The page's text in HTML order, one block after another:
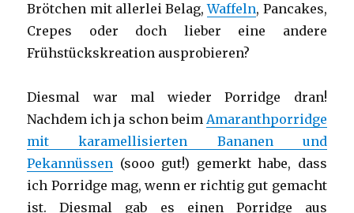
Brötchen mit allerlei Belag,Waffeln, Pancakes,
Crepes oder doch lieber eine andere
Frühstückskreation ausprobieren?
Diesmal war mal wieder Porridge dran!
Nachdem ich ja schon beim Amaranthporridge
mit karamellisierten Bananen und
Pekannüssen (sooo gut!) gemerkt habe, dass
ich Porridge mag, wenn er richtig gut gemacht
ist. Diesmal gab es einen Porridge aus